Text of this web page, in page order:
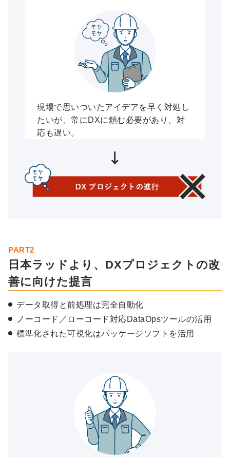
現場で思いついたアイデアを早く対処し
たいが、常にDXに頼む必要があり、対
応も遅い。
PART2
日本ラッドより、DXプロジェクトの改
善に向けた提言
データ取得と前処理は完全自動化
ノーコード／ローコード対応DataOpsツールの活用
標準化された可視化はパッケージソフトを活用